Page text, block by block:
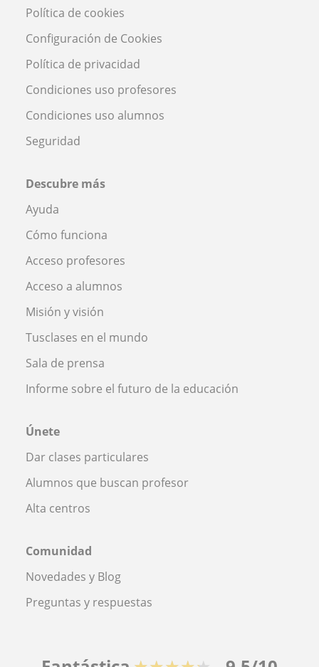
Política de cookies
Configuración de Cookies
Política de privacidad
Condiciones uso profesores
Condiciones uso alumnos
Seguridad
Descubre más
Ayuda
Cómo funciona
Acceso profesores
Acceso a alumnos
Misión y visión
Tusclases en el mundo
Sala de prensa
Informe sobre el futuro de la educación
Únete
Dar clases particulares
Alumnos que buscan profesor
Alta centros
Comunidad
Novedades y Blog
Preguntas y respuestas